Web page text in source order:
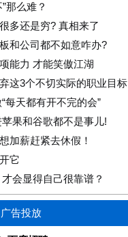
那么难？
多还是穷? 真相来了
和公司都不如意咋办?
能力 才能笑傲江湖
这3个不切实际的职业目标
每天都有开不完的会”
果和谷歌都不是事儿!
加薪赶紧去休假！
它
会显得自己很靠谱？
广告投放